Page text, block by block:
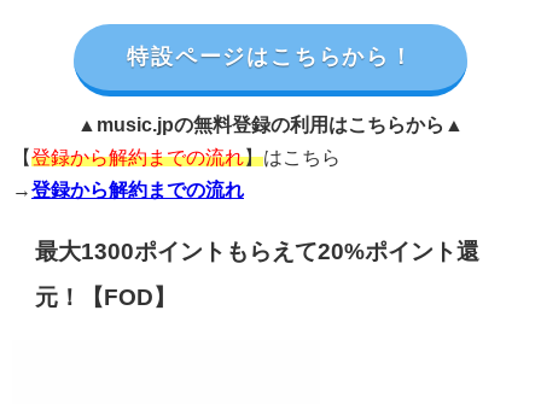
特設ページはこちらから！
▲music.jpの無料登録の利用はこちらから▲
【登録から解約までの流れ】はこちら
→登録から解約までの流れ
最大1300ポイントもらえて20%ポイント還
元！【FOD】